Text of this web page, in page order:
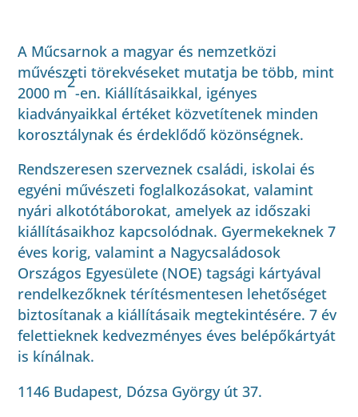
A Műcsarnok a magyar és nemzetközi
művészeti törekvéseket mutatja be több, mint
2000 m
2
-en. Kiállításaikkal, igényes
kiadványaikkal értéket közvetítenek minden
korosztálynak és érdeklődő közönségnek.
Rendszeresen szerveznek családi, iskolai és
egyéni művészeti foglalkozásokat, valamint
nyári alkotótáborokat, amelyek az időszaki
kiállításaikhoz kapcsolódnak. Gyermekeknek 7
éves korig, valamint a Nagycsaládosok
Országos Egyesülete (NOE) tagsági kártyával
rendelkezőknek térítésmentesen lehetőséget
biztosítanak a kiállításaik megtekintésére. 7 év
felettieknek kedvezményes éves belépőkártyát
is kínálnak.
1146 Budapest, Dózsa György út 37.